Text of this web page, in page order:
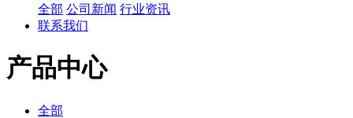
全部 公司新闻 行业资讯
联系我们
产品中心
全部